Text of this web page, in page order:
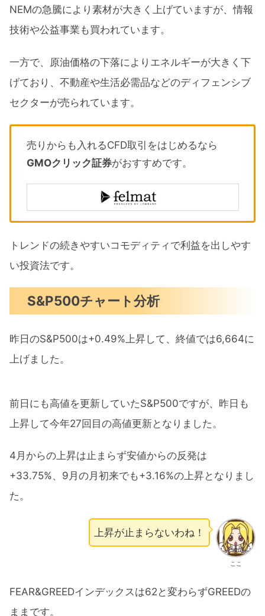
NEMの急騰により素材が大きく上げていますが、情報
技術や公益事業も買われています。
一方で、原油価格の下落によりエネルギーが大きく下
げており、不動産や生活必需品などのディフェンシブ
セクターが売られています。
売りからも入れるCFD取引をはじめるなら
GMOクリック証券がおすすめです。
トレンドの続きやすいコモディティで利益を出しやす
い投資法です。
S&P500チャート分析
昨日のS&P500は+0.49%上昇して、終値では6,664に
上げました。
前日にも高値を更新していたS&P500ですが、昨日も
上昇して今年27回目の高値更新となりました。
4月からの上昇は止まらず安値からの反発は
+33.75%、9月の月初来でも+3.16%の上昇となりまし
た。
ここ
上昇が止まらないわね！
FEAR&GREEDインデックスは62と変わらずGREEDの
ままです。